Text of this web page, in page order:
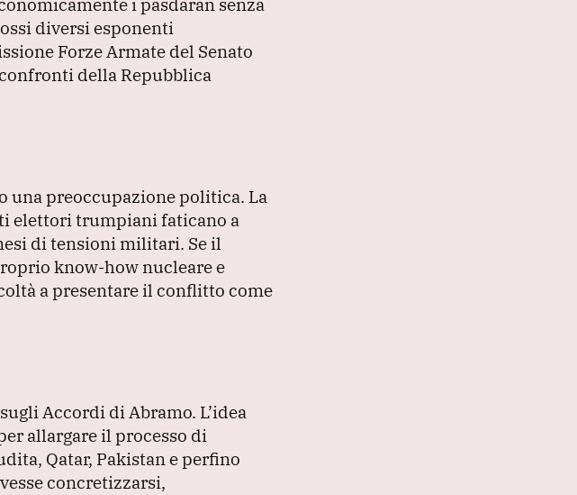
diversi esponenti
Forze Armate del Senato
della Repubblica
una preoccupazione politica. La
elettori trumpiani faticano a
di tensioni militari. Se il
know-how nucleare e
a presentare il conflitto come
Accordi di Abramo. L’idea
allargare il processo di
Qatar, Pakistan e perfino
concretizzarsi,